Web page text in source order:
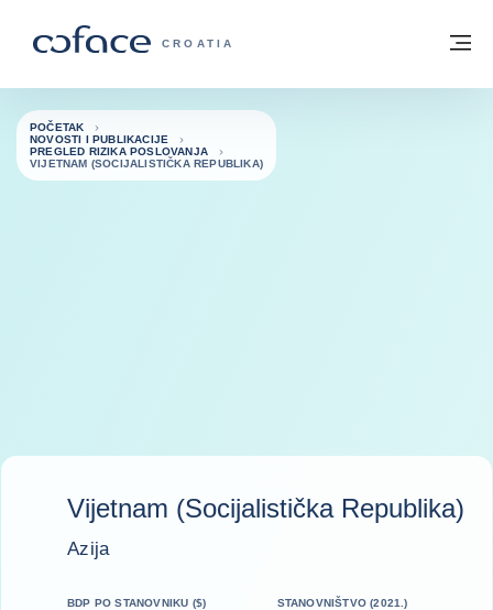
COFACE FOR TRADE - POČETNA
CROATIA
Povratak na početnu stranicu
POČETAK
NOVOSTI I PUBLIKACIJE
PREGLED RIZIKA POSLOVANJA
VIJETNAM (SOCIJALISTIČKA REPUBLIKA)
Vijetnam (Socijalistička Republika)
Azija
BDP PO STANOVNIKU ($) STANOVNIŠTVO (2021.)